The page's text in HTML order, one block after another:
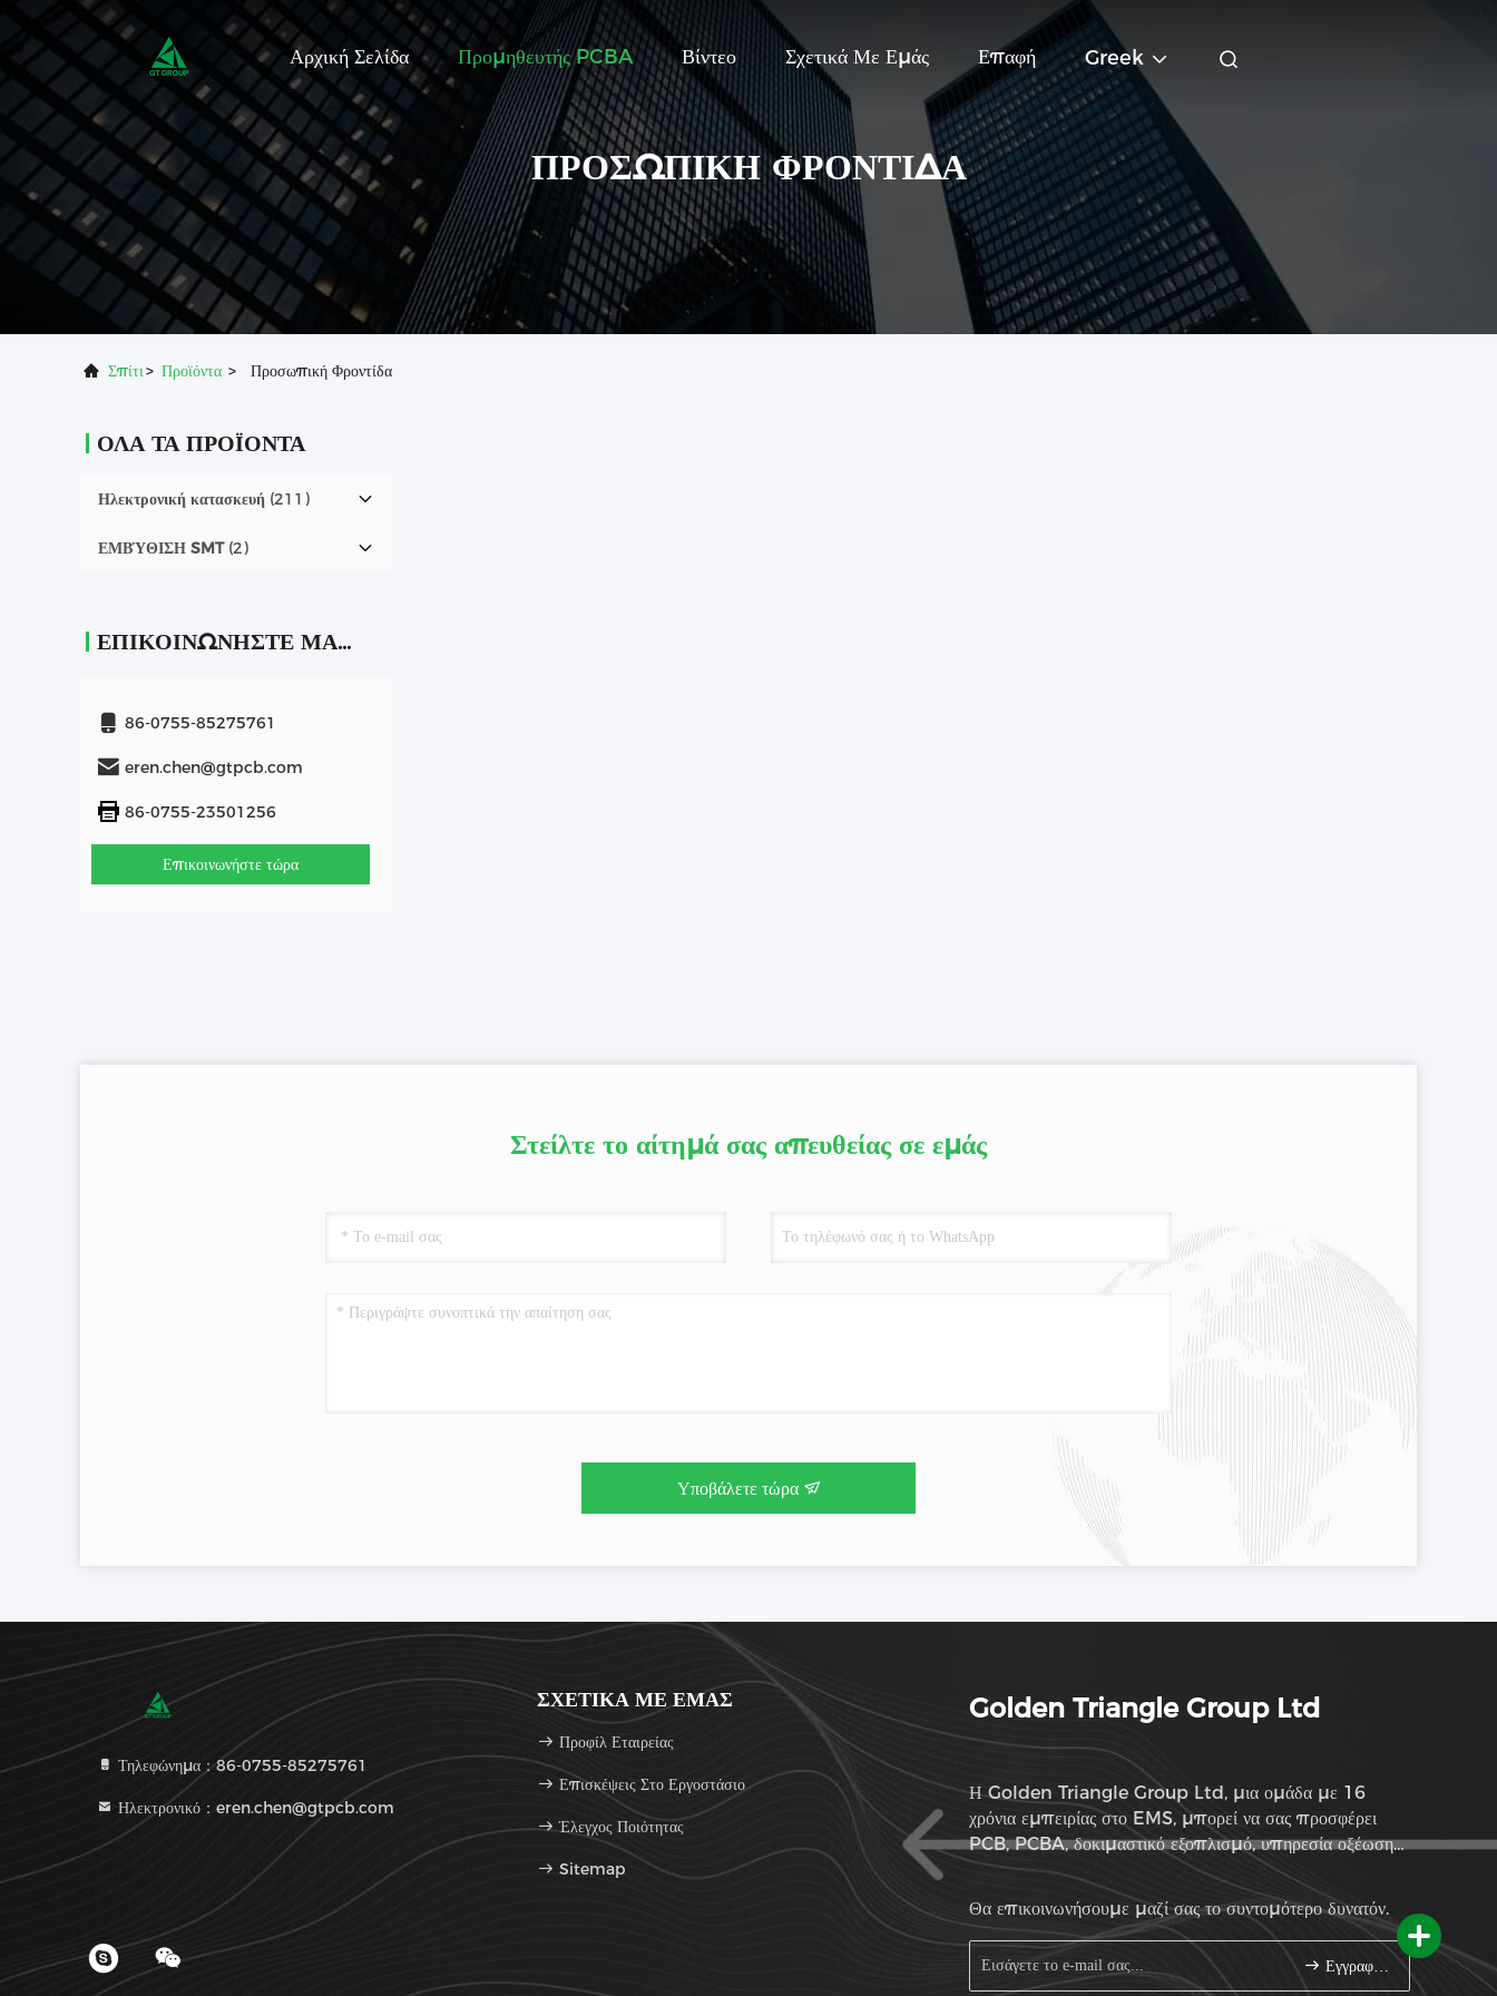
Αρχική Σελίδα Προμηθευτής PCBA Βίντεο Σχετικά Με Εμάς Επαφή Greek
ΠΡΟΣΩΠΙΚΉ ΦΡΟΝΤΊΔΑ
Σπίτι> Προϊόντα > Προσωπική Φροντίδα
ΌΛΑ ΤΑ ΠΡΟΪΌΝΤΑ
Ηλεκτρονική κατασκευή (211)
ΕΜΒΎΘΙΣΗ SMT(2)
ΕΠΙΚΟΙΝΩΝΉΣΤΕ ΜΑΖΊ ΜΑΣ
86-0755-85275761
eren.chen@gtpcb.com
86-0755-23501256
Επικοινωνήστε τώρα
Στείλτε το αίτημά σας απευθείας σε εμάς
Υποβάλετε τώρα
Τηλεφώνημα：86-0755-85275761
Ηλεκτρονικό：eren.chen@gtpcb.com
ΣΧΕΤΙΚΆ ΜΕ ΕΜΆΣ
Προφίλ Εταιρείας
Επισκέψεις Στο Εργοστάσιο
Έλεγχος Ποιότητας
Sitemap
Golden Triangle Group Ltd
Η Golden Triangle Group Ltd, μια ομάδα με 16
χρόνια εμπειρίας στο EMS, μπορεί να σας προσφέρει
PCB, PCBA, δοκιμαστικό εξοπλισμό, υπηρεσία οξέωσης
εξαρτημάτων και υπηρεσία ODM
Θα επικοινωνήσουμε μαζί σας το συντομότερο δυνατόν.
Εγγραφείτε.